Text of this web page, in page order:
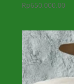
Rp650,000.00